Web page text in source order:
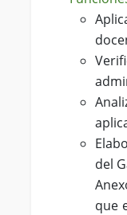
del
que